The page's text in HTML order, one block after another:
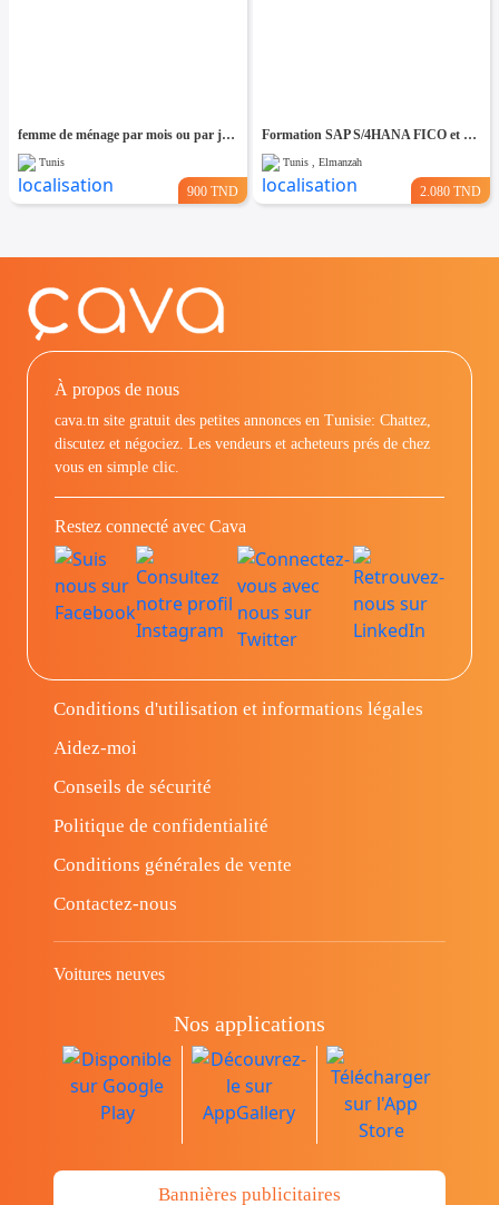
femme de ménage par mois ou par jour
Tunis
900 TND
Formation SAP S/4HANA FICO et MM-SD
Tunis , Elmanzah
2.080 TND
À propos de nous
cava.tn site gratuit des petites annonces en Tunisie: Chattez,
discutez et négociez. Les vendeurs et acheteurs prés de chez
vous en simple clic.
Restez connecté avec Cava
Conditions d'utilisation et informations légales
Aidez-moi
Conseils de sécurité
Politique de confidentialité
Conditions générales de vente
Contactez-nous
Voitures neuves
Nos applications
Bannières publicitaires